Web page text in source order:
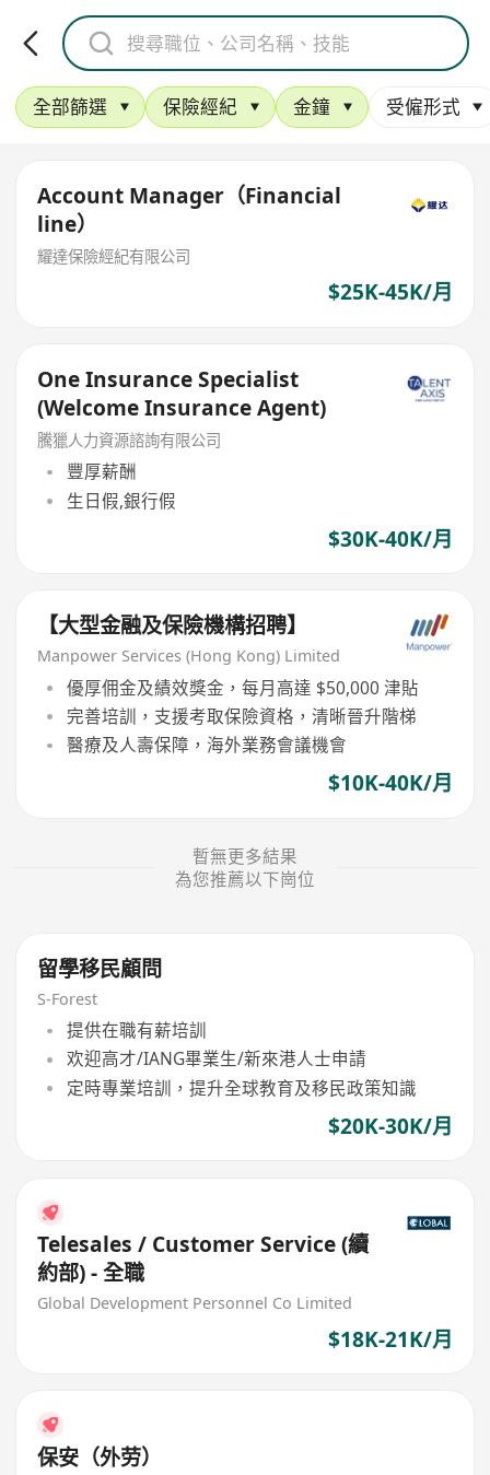
全部篩選 保險經紀 金鐘 受僱形式
Account Manager（Financial
line）
耀達保險經紀有限公司
$25K-45K/月
One Insurance Specialist
(Welcome Insurance Agent)
騰獵人力資源諮詢有限公司
豐厚薪酬
生日假,銀行假
$30K-40K/月
【大型金融及保險機構招聘】
Manpower Services (Hong Kong) Limited
優厚佣金及績效獎金，每月高達 $50,000 津貼
完善培訓，支援考取保險資格，清晰晉升階梯
醫療及人壽保障，海外業務會議機會
$10K-40K/月
暫無更多結果
為您推薦以下崗位
留學移民顧問
S-Forest
提供在職有薪培訓
欢迎高才/IANG畢業生/新來港人士申請
定時專業培訓，提升全球教育及移民政策知識
$20K-30K/月
Telesales / Customer Service (續
約部) - 全職
Global Development Personnel Co Limited
$18K-21K/月
保安（外劳）